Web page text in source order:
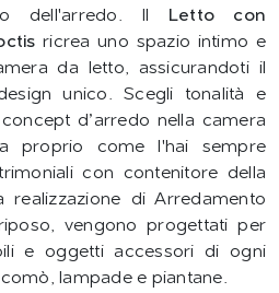
dell'arredo. Il
Letto con
ricrea uno spazio intimo e
da letto, assicurandoti il
unico. Scegli tonalità e
d’arredo nella camera
proprio come l'hai sempre
con contenitore della
realizzazione di Arredamento
vengono progettati per
e oggetti accessori di ogni
lampade e piantane.